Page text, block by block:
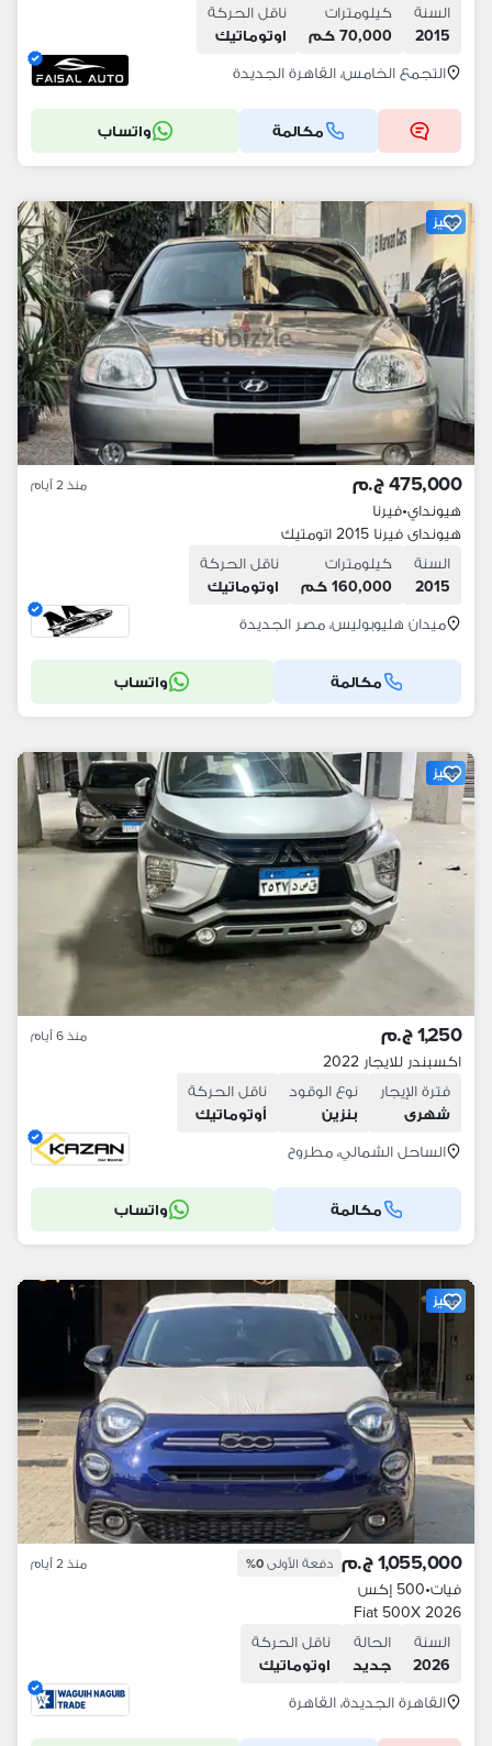
السنة
2015
كيلومترات
70,000 كم
ناقل الحركة
اوتوماتيك
التجمع الخامس، القاهرة الجديدة
مكالمة واتساب
مميز
475,000 ج.م منذ 2 أيام
هيونداي•فيرنا
هيونداى فيرنا 2015 اتومتيك
السنة
2015
كيلومترات
160,000 كم
ناقل الحركة
اوتوماتيك
ميدان هليوبوليس، مصر الجديدة
مكالمة واتساب
مميز
1,250 ج.م منذ 6 أيام
اكسبندر للايجار 2022
فترة الإيجار
شهرى
نوع الوقود
بنزين
ناقل الحركة
أوتوماتيك
الساحل الشمالي، مطروح
مكالمة واتساب
مميز
1,055,000 ج.م دفعة الأولى 0% منذ 2 أيام
فيات•500 إكس
Fiat 500X 2026
السنة
2026
الحالة
جديد
ناقل الحركة
اوتوماتيك
القاهرة الجديدة، القاهرة